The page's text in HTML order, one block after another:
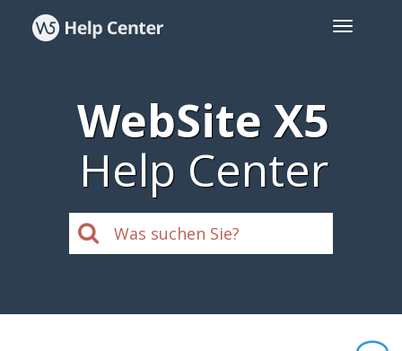
WebSite X5
Help Center